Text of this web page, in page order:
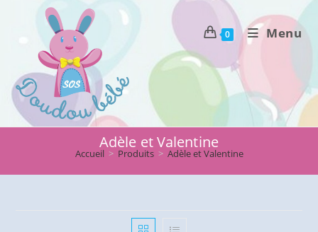
0 Menu
Adèle et Valentine
Accueil > Produits > Adèle et Valentine